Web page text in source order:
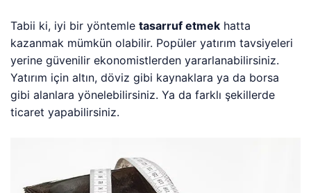
Tabii ki, iyi bir yöntemletasarruf etmek hatta
kazanmak mümkün olabilir. Popüler yatırım tavsiyeleri
yerine güvenilir ekonomistlerden yararlanabilirsiniz.
Yatırım için altın, döviz gibi kaynaklara ya da borsa
gibi alanlara yönelebilirsiniz. Ya da farklı şekillerde
ticaret yapabilirsiniz.